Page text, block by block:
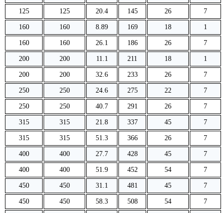
125 125 20.4 145 26 7
160 160 8.89 169 18 1
160 160 26.1 186 26 7
200 200 11.1 211 18 1
200 200 32.6 233 26 7
250 250 24.6 275 22 7
250 250 40.7 291 26 7
315 315 21.8 337 45 7
315 315 51.3 366 26 7
400 400 27.7 428 45 7
400 400 51.9 452 54 7
450 450 31.1 481 45 7
450 450 58.3 508 54 7